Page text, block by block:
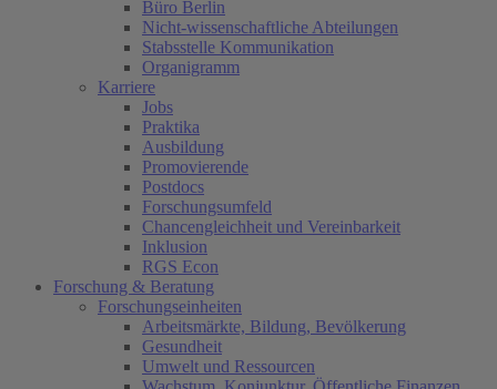
Büro Berlin
Nicht-wissenschaftliche Abteilungen
Stabsstelle Kommunikation
Organigramm
Karriere
Jobs
Praktika
Ausbildung
Promovierende
Postdocs
Forschungsumfeld
Chancengleichheit und Vereinbarkeit
Inklusion
RGS Econ
Forschung & Beratung
Forschungseinheiten
Arbeitsmärkte, Bildung, Bevölkerung
Gesundheit
Umwelt und Ressourcen